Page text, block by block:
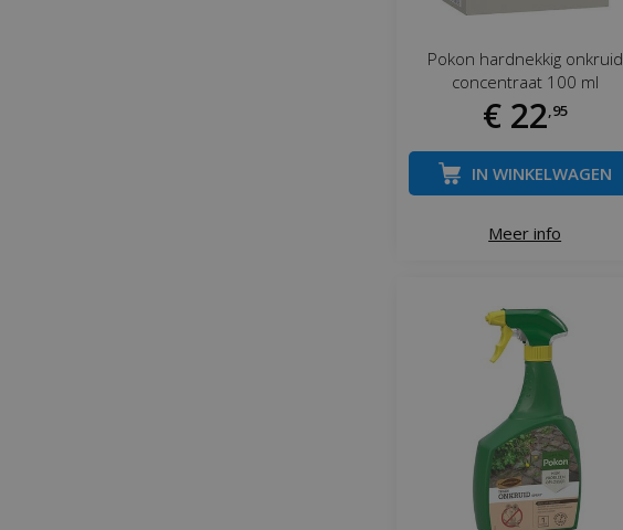
Pokon hardnekkig onkruid
concentraat 100 ml
€ 22 95
Meer info
IN WINKELWAGEN